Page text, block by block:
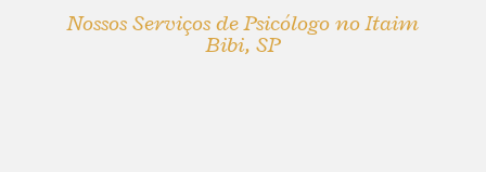
Nossos Serviços de Psicólogo no Itaim
Bibi, SP